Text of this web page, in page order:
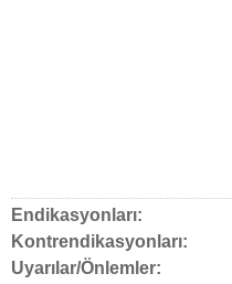
Endikasyonları:
Kontrendikasyonları:
Uyarılar/Önlemler: